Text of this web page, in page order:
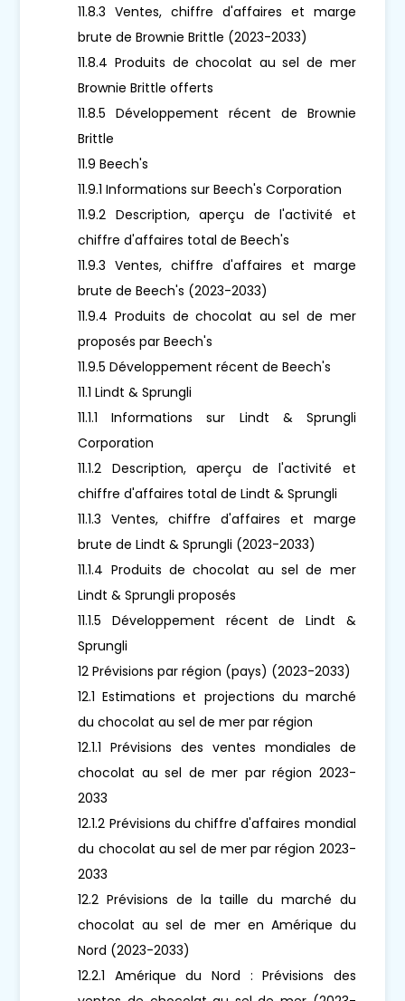
11.8.3 Ventes, chiffre d'affaires et marge
brute de Brownie Brittle (2023-2033)
11.8.4 Produits de chocolat au sel de mer
Brownie Brittle offerts
11.8.5 Développement récent de Brownie
Brittle
11.9 Beech's
11.9.1 Informations sur Beech's Corporation
11.9.2 Description, aperçu de l'activité et
chiffre d'affaires total de Beech's
11.9.3 Ventes, chiffre d'affaires et marge
brute de Beech's (2023-2033)
11.9.4 Produits de chocolat au sel de mer
proposés par Beech's
11.9.5 Développement récent de Beech's
11.1 Lindt & Sprungli
11.1.1 Informations sur Lindt & Sprungli
Corporation
11.1.2 Description, aperçu de l'activité et
chiffre d'affaires total de Lindt & Sprungli
11.1.3 Ventes, chiffre d'affaires et marge
brute de Lindt & Sprungli (2023-2033)
11.1.4 Produits de chocolat au sel de mer
Lindt & Sprungli proposés
11.1.5 Développement récent de Lindt &
Sprungli
12 Prévisions par région (pays) (2023-2033)
12.1 Estimations et projections du marché
du chocolat au sel de mer par région
12.1.1 Prévisions des ventes mondiales de
chocolat au sel de mer par région 2023-
2033
12.1.2 Prévisions du chiffre d'affaires mondial
du chocolat au sel de mer par région 2023-
2033
12.2 Prévisions de la taille du marché du
chocolat au sel de mer en Amérique du
Nord (2023-2033)
12.2.1 Amérique du Nord : Prévisions des